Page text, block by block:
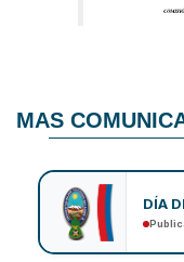
MAS
DÍA